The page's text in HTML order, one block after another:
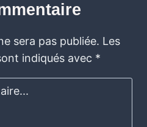
sera pas publiée. Les
indiqués avec *